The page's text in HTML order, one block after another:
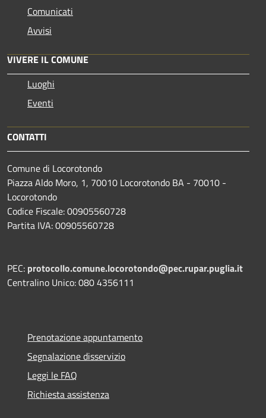
Comunicati
Avvisi
VIVERE IL COMUNE
Luoghi
Eventi
CONTATTI
Comune di Locorotondo
Piazza Aldo Moro, 1, 70010 Locorotondo BA - 70010 -
Locorotondo
Codice Fiscale: 00905560728
Partita IVA: 00905560728
PEC: protocollo.comune.locorotondo@pec.rupar.puglia.it
Centralino Unico: 080 4356111
Prenotazione appuntamento
Segnalazione disservizio
Leggi le FAQ
Richiesta assistenza